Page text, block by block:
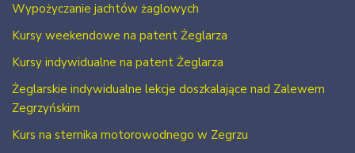
Wypożyczanie jachtów żaglowych
Kursy weekendowe na patent Żeglarza
Kursy indywidualne na patent Żeglarza
Żeglarskie indywidualne lekcje doszkalające nad Zalewem
Zegrzyńskim
Kurs na sternika motorowodnego w Zegrzu